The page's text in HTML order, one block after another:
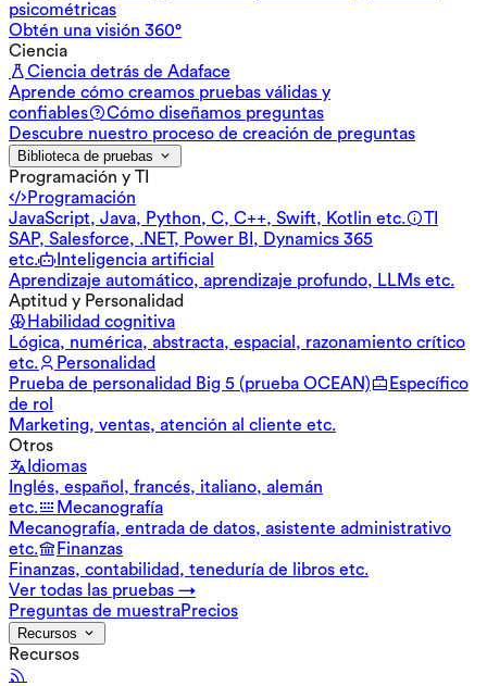
psicométricas
Obtén una visión 360°
Ciencia
Ciencia detrás de Adaface
Aprende cómo creamos pruebas válidas y
confiables
Cómo diseñamos preguntas
Descubre nuestro proceso de creación de preguntas
Biblioteca de pruebas
Programación y TI
Programación
JavaScript, Java, Python, C, C++, Swift, Kotlin etc.
TI
SAP, Salesforce, .NET, Power BI, Dynamics 365
etc.
Inteligencia artificial
Aprendizaje automático, aprendizaje profundo, LLMs etc.
Aptitud y Personalidad
Habilidad cognitiva
Lógica, numérica, abstracta, espacial, razonamiento crítico
etc.
Personalidad
Prueba de personalidad Big 5 (prueba OCEAN)
Específico
de rol
Marketing, ventas, atención al cliente etc.
Otros
Idiomas
Inglés, español, francés, italiano, alemán
etc.
Mecanografía
Mecanografía, entrada de datos, asistente administrativo
etc.
Finanzas
Finanzas, contabilidad, teneduría de libros etc.
Ver todas las pruebas →
Preguntas de muestraPrecios
Recursos
Recursos